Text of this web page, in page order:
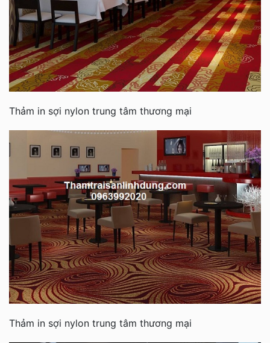
Thảm in sợi nylon trung tâm thương mại
Thảm in sợi nylon trung tâm thương mại